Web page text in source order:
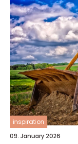
inspiration
09. January 2026